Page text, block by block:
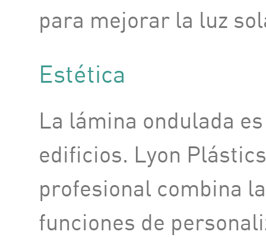
para mejorar la luz
Estética
La lámina ondulada
edificios. Lyon
profesional combina
funciones de